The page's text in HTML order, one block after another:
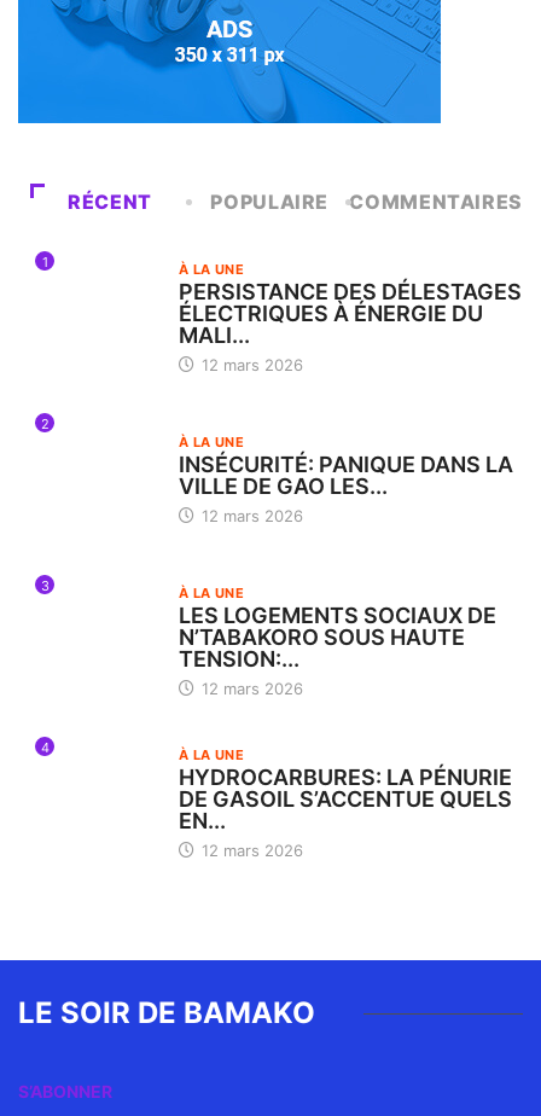
RÉCENT POPULAIRE COMMENTAIRES
1 À LA UNE
PERSISTANCE DES DÉLESTAGES
ÉLECTRIQUES À ÉNERGIE DU
MALI...
12 mars 2026
2
À LA UNE
INSÉCURITÉ: PANIQUE DANS LA
VILLE DE GAO LES...
12 mars 2026
3 À LA UNE
LES LOGEMENTS SOCIAUX DE
N’TABAKORO SOUS HAUTE
TENSION:...
12 mars 2026
4 À LA UNE
HYDROCARBURES: LA PÉNURIE
DE GASOIL S’ACCENTUE QUELS
EN...
12 mars 2026
LE SOIR DE BAMAKO
S’ABONNER